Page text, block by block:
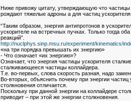
Ниже привожу цитату, утверждающую что
рождают тяжелые адроны а для частиц
“Таким образом, энергия антипротонов в
ускорителе на встречных пучках. Только тогда
реакций”.
http://nuclphys.sinp.msu.ru/experiment/kinematics/
«на три порядка превышать их энергию»
- Что означает «их энергию»?
Означает, что энергия частицы ускорителя
сталкивающееся частицы коллайдера.
Т.е. во-первых, слова скорость разная, надо
Во-вторых, объяснить почему при энергии
столкновения отличается.
Поскольку при данной энергии на коллайдере
приводит – при этой же энергии столкновения.